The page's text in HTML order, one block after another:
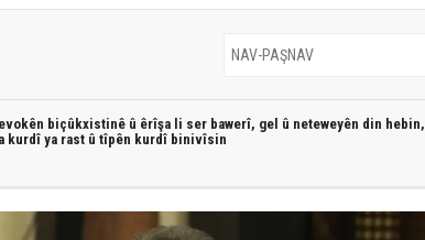
biçûkxistinê û êrîşa li ser bawerî, gel û neteweyên din hebin,
kurdî ya rast û tîpên kurdî binivîsin